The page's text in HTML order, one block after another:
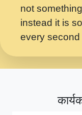
लडल ज
7.9.2021
सख भ मझ
सपरहट
सपरहट
not
instead it is
every